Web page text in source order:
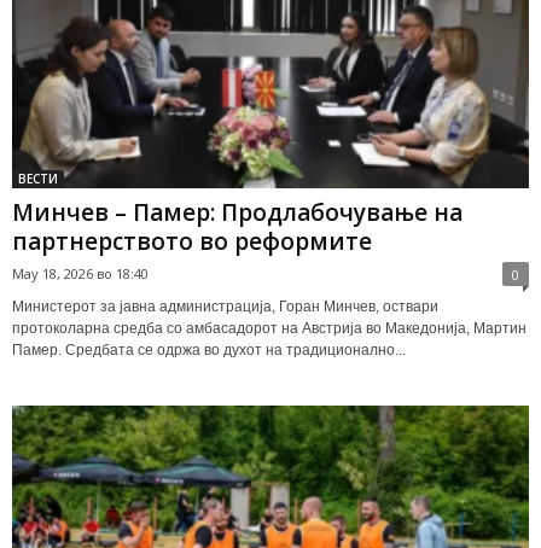
ВЕСТИ
Минчев – Памер: Продлабочување на
партнерството во реформите
May 18, 2026 во 18:40 0
Министерот за јавна администрација, Горан Минчев, оствари
протоколарна средба со амбасадорот на Австрија во Македонија, Мартин
Памер. Средбата се одржа во духот на традиционално...